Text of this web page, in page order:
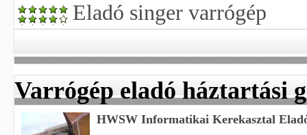
Eladó singer varrógép
Varrógép eladó háztartási
HWSW Informatikai Kerekasztal